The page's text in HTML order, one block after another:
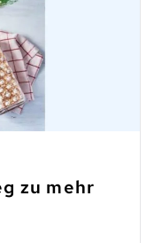
zu mehr